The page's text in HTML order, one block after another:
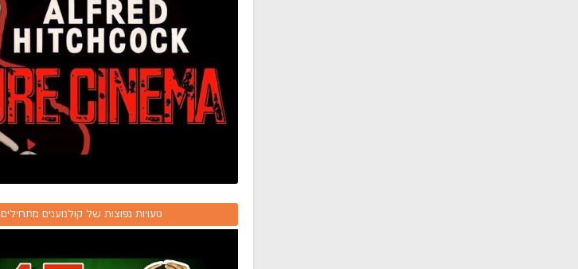
טעויות נפוצות של קולנוענים מתחילים